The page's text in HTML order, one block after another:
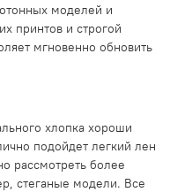
моделей и
принтов и строгой
мгновенно обновить
хлопка хороши
подойдет легкий лен
рассмотреть более
стеганые модели. Все